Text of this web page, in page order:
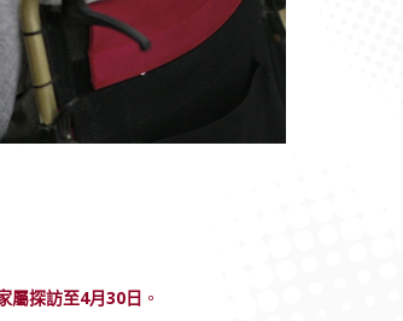
屬探訪至4月30日 。